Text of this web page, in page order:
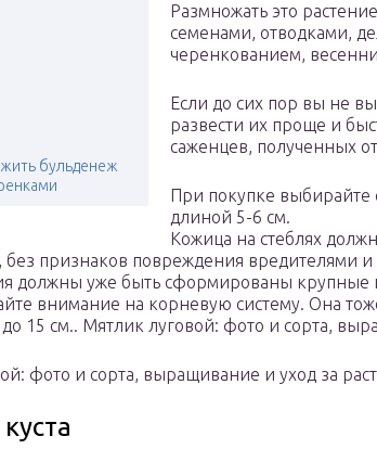
бульденеж
Размножать это
семенами, отводками,
черенкованием,
Если до сих пор вы не
развести их проще и
саженцев, полученных
При покупке выбирайте
длиной 5-6 см.
Кожица на стеблях
без признаков повреждения вредителями
должны уже быть сформированы крупные
внимание на корневую систему. Она
15 см.. Мятлик луговой: фото и сорта,
фото и сорта, выращивание и уход за